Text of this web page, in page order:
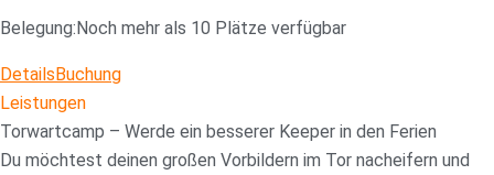
Belegung: Noch mehr als 10 Plätze verfügbar
Details Buchung
Leistungen
Torwartcamp – Werde ein besserer Keeper in den Ferien
Du möchtest deinen großen Vorbildern im Tor nacheifern und